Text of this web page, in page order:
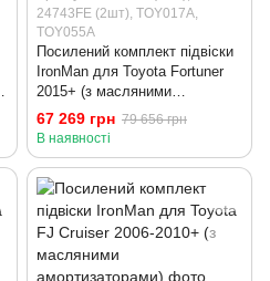
24743FE (2шт), TOY017A,
TOY055A
Посилений комплект підвіски
IronMan для Toyota Fortuner
2015+ (з масляними
амортизаторами)
67 269 грн 79 656 грн
В наявності